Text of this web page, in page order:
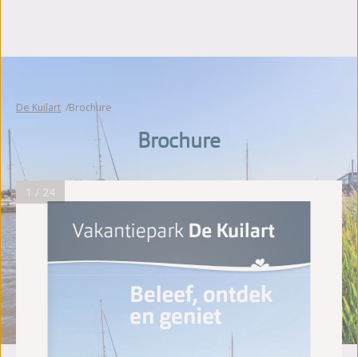
De Kuilart Brochure
Brochure
Beleef, ontdek
en geniet
Vakantiepark De Kuilart
1 / 24